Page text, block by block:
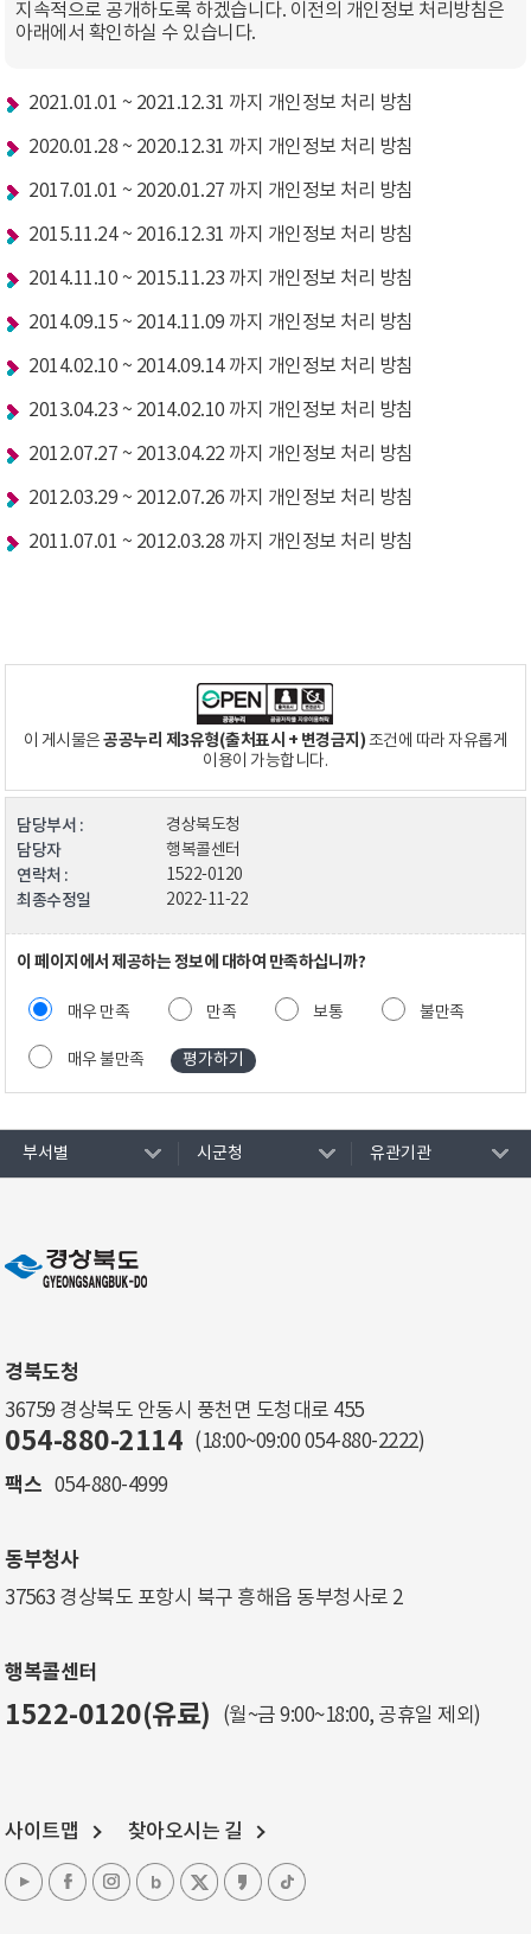
지속적으로 공개하도록 하겠습니다. 이전의 개인정보 처리방침은
아래에서 확인하실 수 있습니다.
2021.01.01 ~ 2021.12.31 까지 개인정보 처리 방침
2020.01.28 ~ 2020.12.31 까지 개인정보 처리 방침
2017.01.01 ~ 2020.01.27 까지 개인정보 처리 방침
2015.11.24 ~ 2016.12.31 까지 개인정보 처리 방침
2014.11.10 ~ 2015.11.23 까지 개인정보 처리 방침
2014.09.15 ~ 2014.11.09 까지 개인정보 처리 방침
2014.02.10 ~ 2014.09.14 까지 개인정보 처리 방침
2013.04.23 ~ 2014.02.10 까지 개인정보 처리 방침
2012.07.27 ~ 2013.04.22 까지 개인정보 처리 방침
2012.03.29 ~ 2012.07.26 까지 개인정보 처리 방침
2011.07.01 ~ 2012.03.28 까지 개인정보 처리 방침
이 게시물은공공누리 제3유형(출처표시 + 변경금지)조건에 따라 자유롭게
이용이 가능합니다.
담당부서 : 경상북도청
담당자 행복콜센터
연락처 : 1522-0120
최종수정일 2022-11-22
이 페이지에서 제공하는 정보에 대하여 만족하십니까?
매우 만족 만족 보통 불만족
매우 불만족
부서별 시군청 유관기관
경북도청
36759 경상북도 안동시 풍천면 도청대로 455
054-880-2114 (18:00~09:00 054-880-2222)
팩스 054-880-4999
동부청사
37563 경상북도 포항시 북구 흥해읍 동부청사로 2
행복콜센터
1522-0120(유료) (월~금 9:00~18:00, 공휴일 제외)
사이트맵 찾아오시는 길